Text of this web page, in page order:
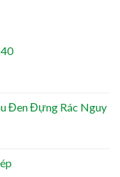
Đen Đựng Rác Nguy